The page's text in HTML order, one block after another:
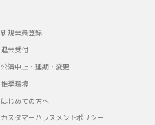
新規会員登録
退会受付
公演中止・延期・変更
推奨環境
はじめての方へ
カスタマーハラスメントポリシー